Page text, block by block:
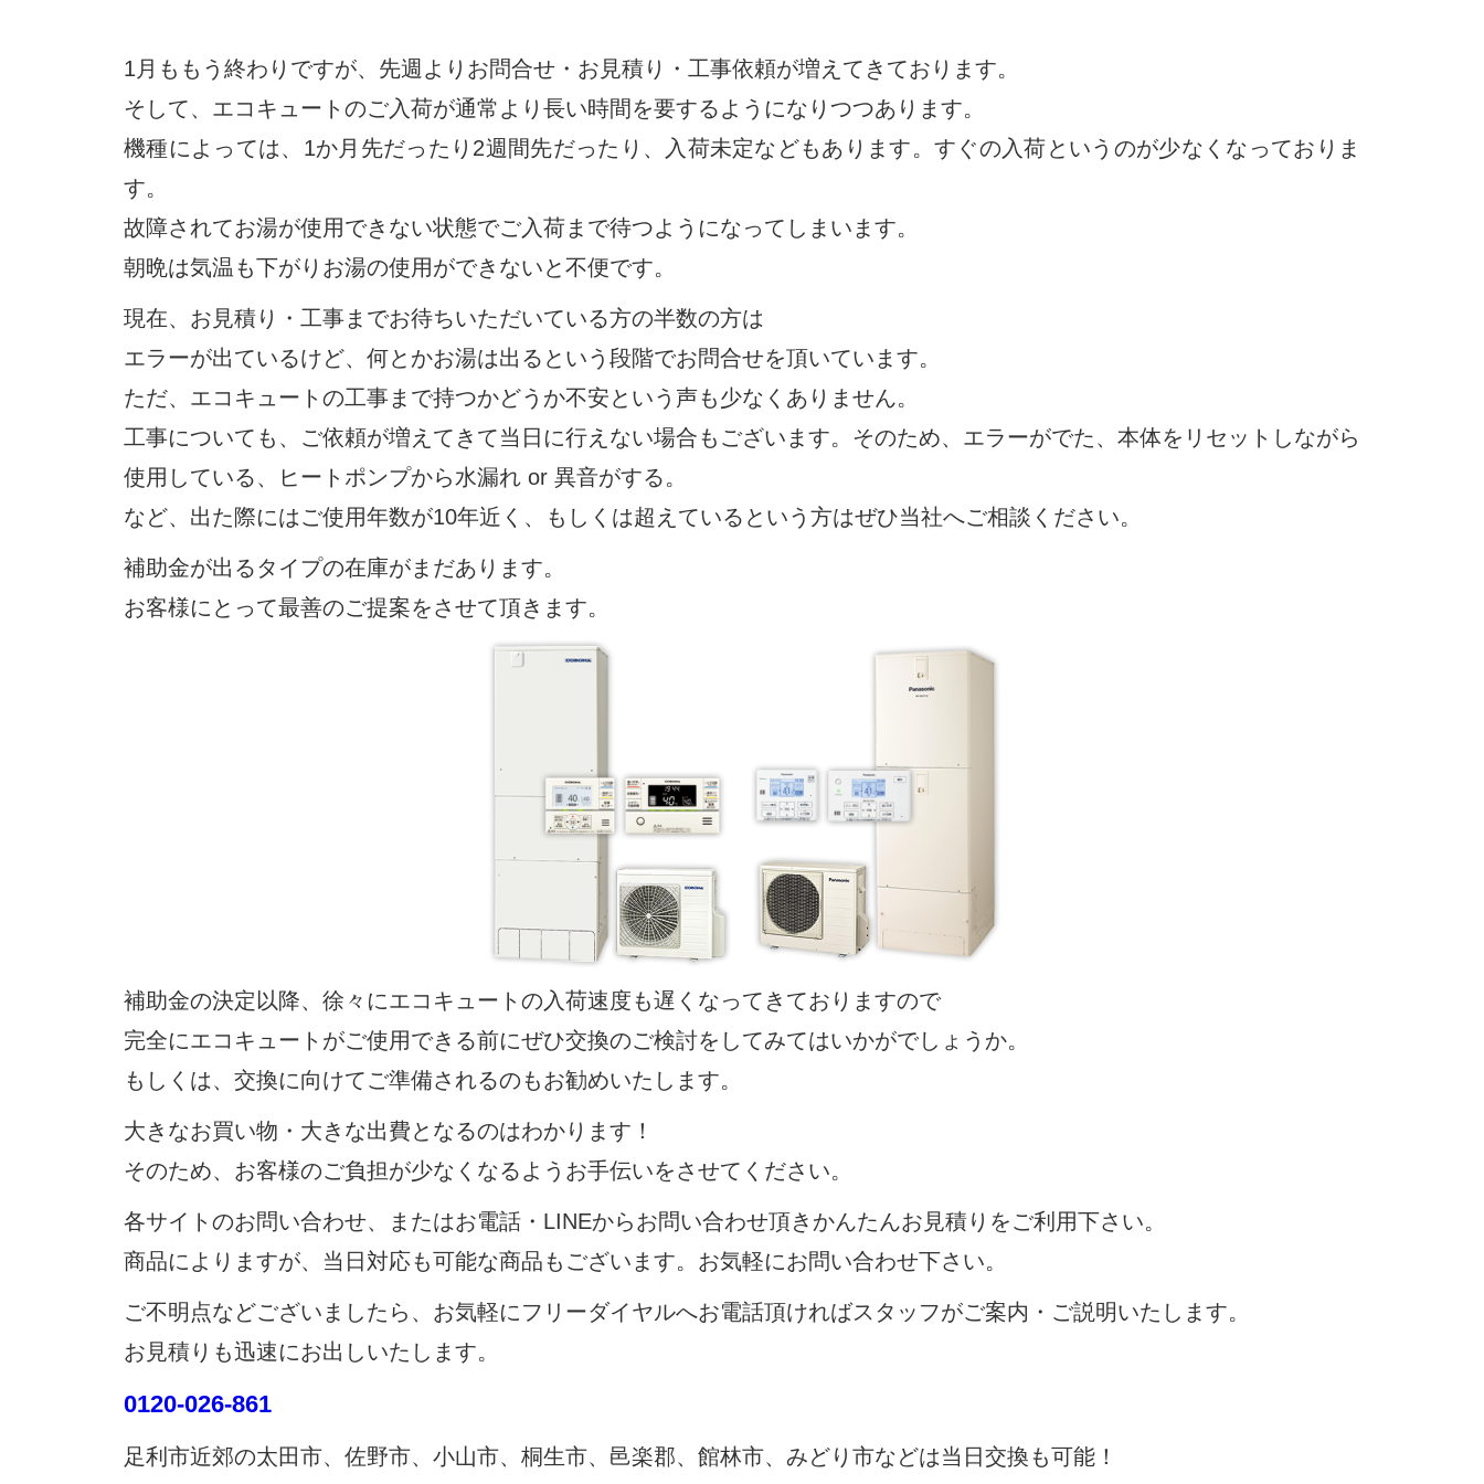
1月ももう終わりですが、先週よりお問合せ・お見積り・工事依頼が増えてきております。
そして、エコキュートのご入荷が通常より長い時間を要するようになりつつあります。
機種によっては、1か月先だったり2週間先だったり、入荷未定などもあります。すぐの入荷というのが少なくなっておりま
す。
故障されてお湯が使用できない状態でご入荷まで待つようになってしまいます。
朝晩は気温も下がりお湯の使用ができないと不便です。
現在、お見積り・工事までお待ちいただいている方の半数の方は
エラーが出ているけど、何とかお湯は出るという段階でお問合せを頂いています。
ただ、エコキュートの工事まで持つかどうか不安という声も少なくありません。
工事についても、ご依頼が増えてきて当日に行えない場合もございます。そのため、エラーがでた、本体をリセットしながら
使用している、ヒートポンプから水漏れ or 異音がする。
など、出た際にはご使用年数が10年近く、もしくは超えているという方はぜひ当社へご相談ください。
補助金が出るタイプの在庫がまだあります。
お客様にとって最善のご提案をさせて頂きます。
補助金の決定以降、徐々にエコキュートの入荷速度も遅くなってきておりますので
完全にエコキュートがご使用できる前にぜひ交換のご検討をしてみてはいかがでしょうか。
もしくは、交換に向けてご準備されるのもお勧めいたします。
大きなお買い物・大きな出費となるのはわかります！
そのため、お客様のご負担が少なくなるようお手伝いをさせてください。
各サイトのお問い合わせ、またはお電話・LINEからお問い合わせ頂きかんたんお見積りをご利用下さい。
商品によりますが、当日対応も可能な商品もございます。お気軽にお問い合わせ下さい。
ご不明点などございましたら、お気軽にフリーダイヤルへお電話頂ければスタッフがご案内・ご説明いたします。
お見積りも迅速にお出しいたします。
0120-026-861
足利市近郊の太田市、佐野市、小山市、桐生市、邑楽郡、館林市、みどり市などは当日交換も可能！